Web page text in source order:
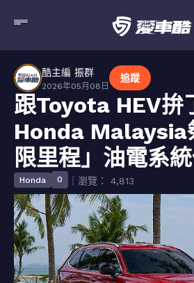
酷主編 振群
2026年05月08日
追蹤
跟Toyota HEV拚
Honda Malaysia
限里程」油電系
Honda 0 ｜瀏覽： 4,813